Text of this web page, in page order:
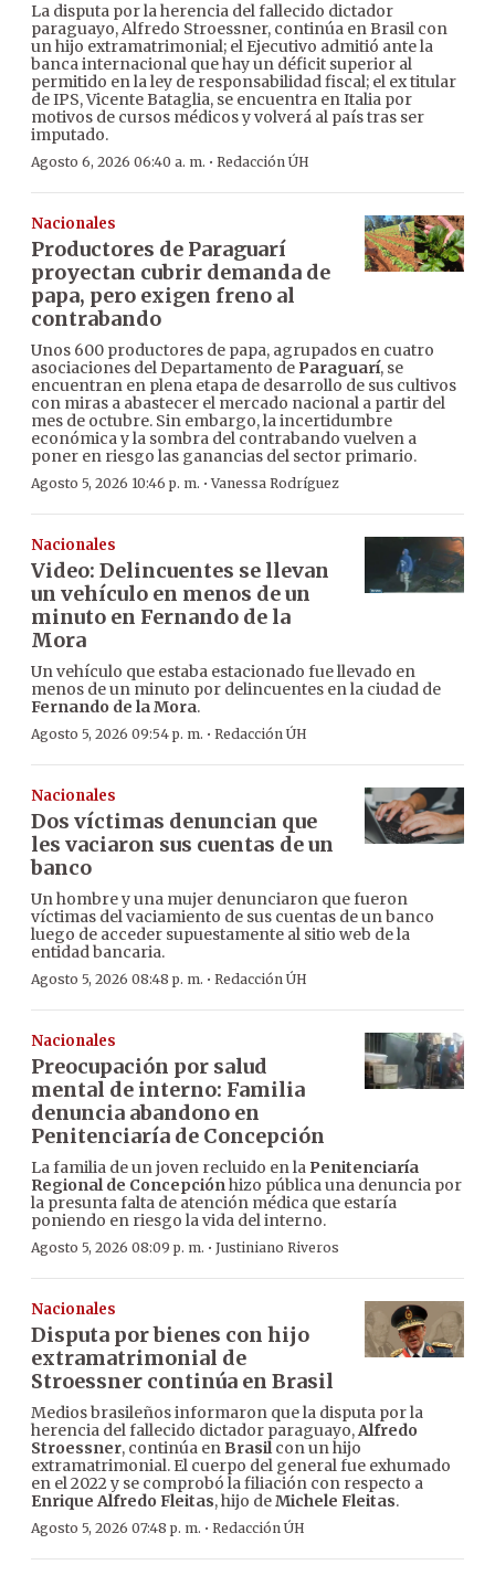
La disputa por la herencia del fallecido dictador
paraguayo, Alfredo Stroessner, continúa en Brasil con
un hijo extramatrimonial; el Ejecutivo admitió ante la
banca internacional que hay un déficit superior al
permitido en la ley de responsabilidad fiscal; el ex titular
de IPS, Vicente Bataglia, se encuentra en Italia por
motivos de cursos médicos y volverá al país tras ser
imputado.
Agosto 6, 2026 06:40 a. m. · Redacción ÚH
Nacionales
Productores de Paraguarí
proyectan cubrir demanda de
papa, pero exigen freno al
contrabando
Unos 600 productores de papa, agrupados en cuatro
asociaciones del Departamento de Paraguarí, se
encuentran en plena etapa de desarrollo de sus cultivos
con miras a abastecer el mercado nacional a partir del
mes de octubre. Sin embargo, la incertidumbre
económica y la sombra del contrabando vuelven a
poner en riesgo las ganancias del sector primario.
Agosto 5, 2026 10:46 p. m. ·Vanessa Rodríguez
Nacionales
Video: Delincuentes se llevan
un vehículo en menos de un
minuto en Fernando de la
Mora
Un vehículo que estaba estacionado fue llevado en
menos de un minuto por delincuentes en la ciudad de
Fernando de la Mora.
Agosto 5, 2026 09:54 p. m. · Redacción ÚH
Nacionales
Dos víctimas denuncian que
les vaciaron sus cuentas de un
banco
Un hombre y una mujer denunciaron que fueron
víctimas del vaciamiento de sus cuentas de un banco
luego de acceder supuestamente al sitio web de la
entidad bancaria.
Agosto 5, 2026 08:48 p. m. · Redacción ÚH
Nacionales
Preocupación por salud
mental de interno: Familia
denuncia abandono en
Penitenciaría de Concepción
La familia de un joven recluido en la Penitenciaría
Regional de Concepciónhizo pública una denuncia por
la presunta falta de atención médica que estaría
poniendo en riesgo la vida del interno.
Agosto 5, 2026 08:09 p. m. · Justiniano Riveros
Nacionales
Disputa por bienes con hijo
extramatrimonial de
Stroessner continúa en Brasil
Medios brasileños informaron que la disputa por la
herencia del fallecido dictador paraguayo,Alfredo
Stroessner, continúa en Brasilcon un hijo
extramatrimonial. El cuerpo del general fue exhumado
en el 2022 y se comprobó la filiación con respecto a
Enrique Alfredo Fleitas, hijo deMichele Fleitas.
Agosto 5, 2026 07:48 p. m. · Redacción ÚH